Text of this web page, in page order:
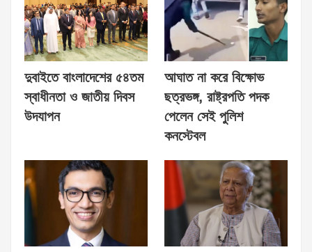
দুবাইতে বাংলাদেশের ৫৪তম
স্বাধীনতা ও জাতীয় দিবস
উদযাপন
আঘাত না করে বিক্ষোভ
ছত্রভঙ্গ, রাষ্ট্রপতি পদক
পেলেন সেই পুলিশ
কনস্টেবল